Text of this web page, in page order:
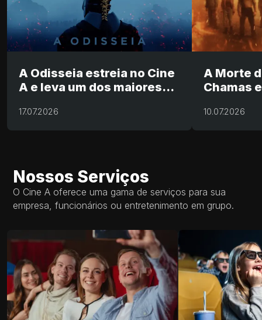
A Odisseia estreia no Cine
A e leva um dos maiores
as telas
17.07.2026
A Morte
Chamas
10.07.2026
Nossos Serviços
O Cine A oferece uma gama de serviços para sua
empresa, funcionários ou entretenimento em grupo.